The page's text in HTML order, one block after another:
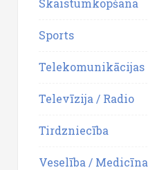
Skaistumkopšana
Sports
Telekomunikācijas
Televīzija / Radio
Tirdzniecība
Veselība / Medicīna